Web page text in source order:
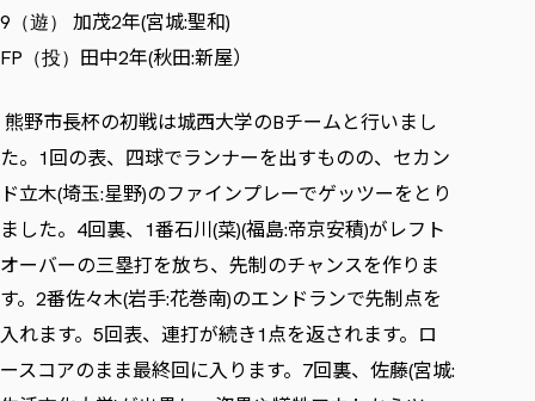
9（遊） 加茂2年(宮城:聖和)
FP（投） 田中2年(秋田:新屋）
熊野市長杯の初戦は城西大学のBチームと行いまし
た。 1回の表、四球でランナーを出すものの、セカン
ド立木(埼玉:星野)のファインプレーでゲッツーをとり
ました。 4回裏、 1番石川(菜)(福島:帝京安積)がレフト
オーバーの三塁打を放ち、先制のチャンスを作りま
す。 2番佐々木(岩手:花巻南)のエンドランで先制点を
入れます。 5回表、連打が続き1点を返されます。ロ
ースコアのまま最終回に入ります。 7回裏、佐藤(宮城: